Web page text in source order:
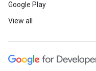
Google Play
View all